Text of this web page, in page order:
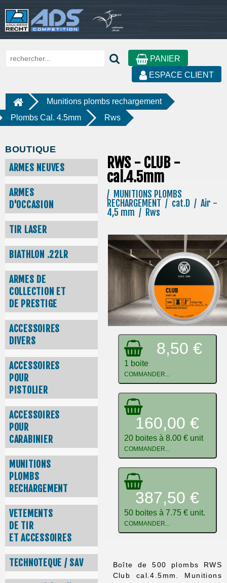
PANIER
ESPACE CLIENT
Munitions plombs rechargement
Plombs Cal. 4.5mm
Rws
BOUTIQUE
ARMES NEUVES
ARMES
D'OCCASION
TIR LASER
BIATHLON .22LR
ARMES DE
COLLECTION ET
DE PRESTIGE
ACCESSOIRES
DIVERS
ACCESSOIRES
POUR
PISTOLIER
ACCESSOIRES
POUR
CARABINIER
MUNITIONS
PLOMBS
RECHARGEMENT
VETEMENTS
DE TIR
ET ACCESSOIRES
TECHNOTEQUE / SAV
RWS - CLUB -
cal.4.5mm
/ MUNITIONS PLOMBS
RECHARGEMENT / cat.D / Air -
4,5 mm / Rws
8,50 €
1 boite
COMMANDER...
160,00 €
20 boites à 8.00 € unit
COMMANDER...
387,50 €
50 boites à 7.75 € unit.
COMMANDER...
Boîte de 500 plombs RWS
Club cal.4.5mm. Munitions